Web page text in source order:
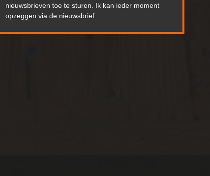
nieuwsbrieven toe te sturen. Ik kan ieder moment
opzeggen via de nieuwsbrief.